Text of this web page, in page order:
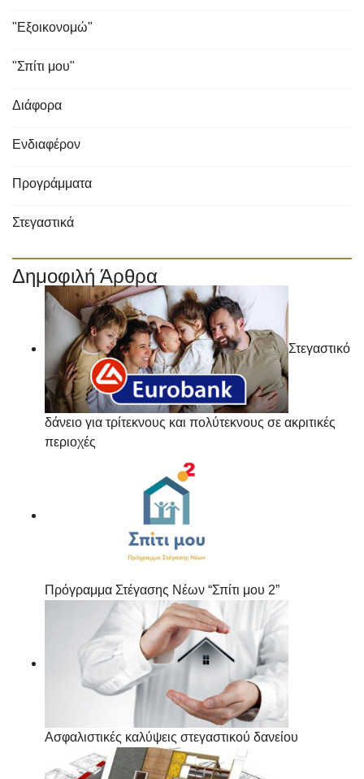
"Εξοικονομώ"
"Σπίτι μου"
Διάφορα
Ενδιαφέρον
Προγράμματα
Στεγαστικά
Δημοφιλή Άρθρα
Στεγαστικό
δάνειο για τρίτεκνους και πολύτεκνους σε ακριτικές
περιοχές
Πρόγραμμα Στέγασης Νέων “Σπίτι μου 2”
Ασφαλιστικές καλύψεις στεγαστικού δανείου